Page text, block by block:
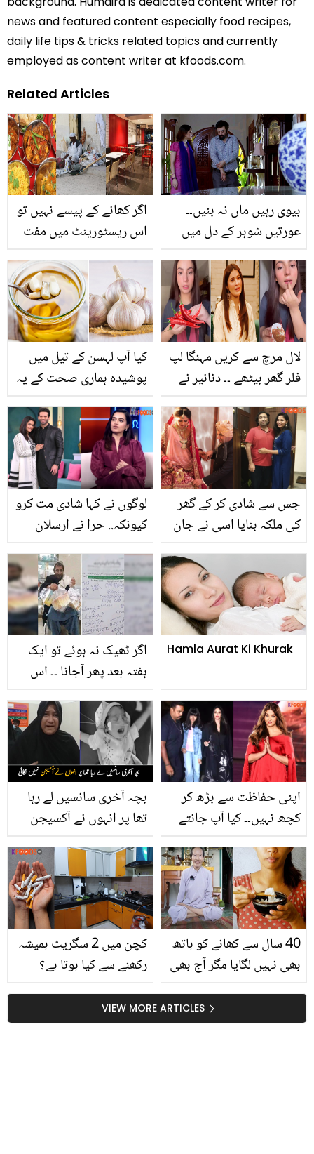
news and featured content especially food recipes,
daily life tips & tricks related topics and currently
employed as content writer at kfoods.com.
Related Articles
اگر کھانے کے پیسے نہیں تو
اس ریسٹورینٹ میں مفت
جانیئے یہ ریسٹورینٹ کہاں
واقع ہے جس نے یہ نیکی کا
کام شروع کیا؟
بیوی رہیں ماں نہ بنیں۔۔
عورتیں شوہر کے دل میں
بدگمان کیوں کردیتی ہیں؟
چند طریقے جن سے آپ کا
گھر بھی جنت بن سکتا ہے
کیا آپ لہسن کے تیل میں
پوشیدہ ہماری صحت کے یہ
لال مرچ سے کریں مہنگا لپ
فلر گھر بیٹھے ۔۔ دنانیر نے
طریقہ بتایا تو شائستہ
لودھی ناراض ہوگئیں
لوگوں نے کہا شادی مت کرو
کیونکہ.. حرا نے ارسلان
بتائی؟
جس سے شادی کر کے گھر
کی ملکہ بنایا اسی نے جان
ایسا کیا ہوا جو بیوی نے
شوہر کو ہی قتل کردیا؟
اگر ٹھیک نہ ہوئے تو ایک
ہفتہ بعد پھر آجانا ۔۔ اس
کے ساتھ تصویر کیوں
وائرل ہو رہی ہے؟
Hamla Aurat Ki Khurak
بچہ آخری سانسیں لے رہا
تھا پر انہوں نے آکسیجن
بڑے اسپتال کی خاتون
ڈاکٹر نے ایک ماں کی دنیا
15 منٹ میں کیسے اجاڑ
دی؟
اپنی حفاظت سے بڑھ کر
کچھ نہیں۔۔ کیا آپ جانتے
گارڈ کو کتنی تنخواہ دیتی
ہیں؟
کچن میں 2 سگریٹ ہمیشہ
رکھنے سے کیا ہوتا ہے؟
جو ہر گھر میں کام آئیں
40 سال سے کھانے کو ہاتھ
بھی نہیں لگایا مگر آج بھی
کھائے بغیر کس چیز کا
استعمال کرتے ہوئے اپنے آپ
VIEW MORE ARTICLES